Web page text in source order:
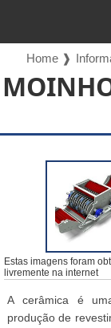
Home ❱
Estas imagens foram
livremente na internet
A cerâmica é
produção de